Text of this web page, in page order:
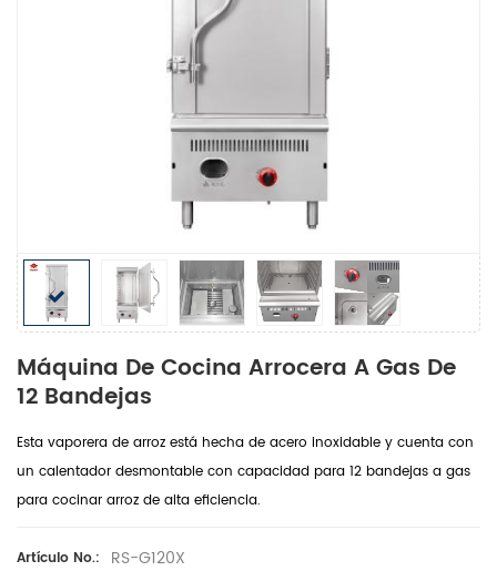
Máquina De Cocina Arrocera A Gas De
12 Bandejas
Esta vaporera de arroz está hecha de acero inoxidable y cuenta con
un calentador desmontable con capacidad para 12 bandejas a gas
para cocinar arroz de alta eficiencia.
Artículo No.: RS-G120X